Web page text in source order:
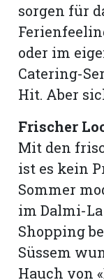
sorgen für
oder im
Catering-
Hit. Aber
Frischer
Mit den
ist es kein
Sommer
im Dalmi-
Shopping
Süssem
Hauch von